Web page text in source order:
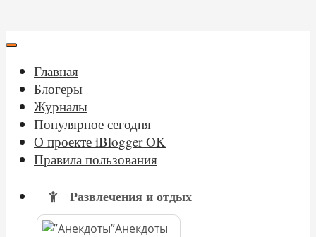
Главная
Блогеры
Журналы
Популярное сегодня
О проекте iBlogger OK
Правила пользования
Развлечения и отдых
Анекдоты